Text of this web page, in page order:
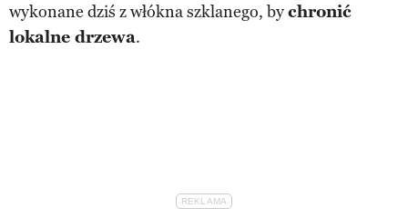
wykonane dziś z włókna szklanego, bychronić
lokalne drzewa.